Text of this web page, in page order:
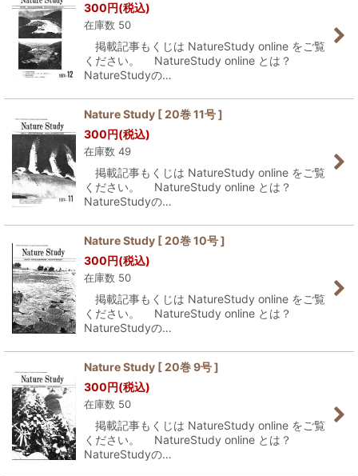
並び順:
絞り込む
300円(税込)
在庫数 50
掲載記事もくじは NatureStudy online をご覧
ください。 NatureStudy online とは？
NatureStudyの…
Nature Study [ 20巻 11号 ]
300円(税込)
在庫数 49
掲載記事もくじは NatureStudy online をご覧
ください。 NatureStudy online とは？
NatureStudyの…
Nature Study [ 20巻 10号 ]
300円(税込)
在庫数 50
掲載記事もくじは NatureStudy online をご覧
ください。 NatureStudy online とは？
NatureStudyの…
Nature Study [ 20巻 9号 ]
300円(税込)
在庫数 50
掲載記事もくじは NatureStudy online をご覧
ください。 NatureStudy online とは？
NatureStudyの…